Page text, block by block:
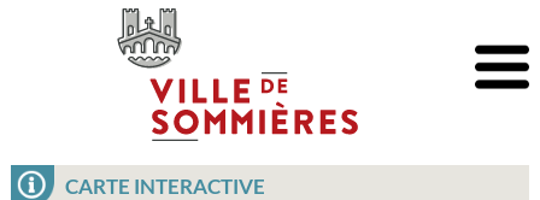
CARTE INTERACTIVE